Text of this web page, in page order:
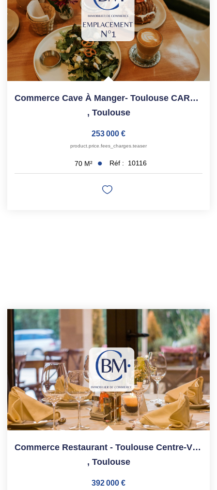
Commerce Cave À Manger- Toulouse CARMES - 70 M²
, Toulouse
253 000 €
product.price.fees_charges.teaser
70 M² Réf : 10116
Commerce Restaurant - Toulouse Centre-Ville - 500 M²
, Toulouse
392 000 €